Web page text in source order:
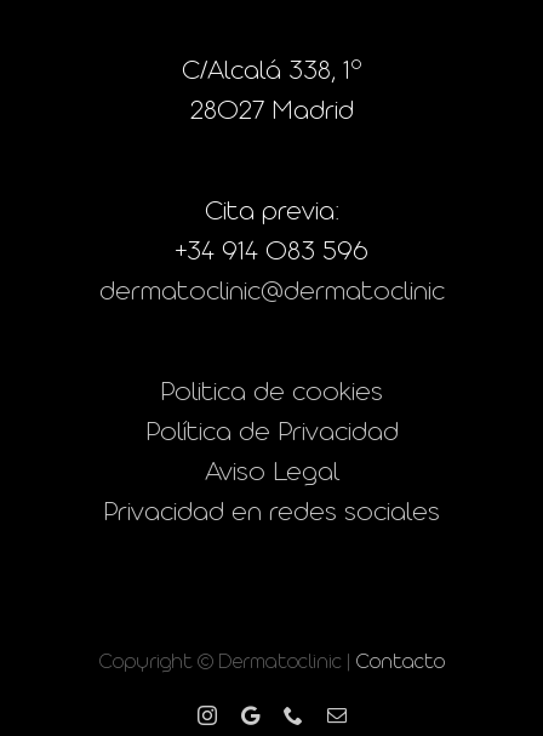
C/Alcalá 338, 1º
28027 Madrid
Cita previa:
+34 914 083 596
dermatoclinic@dermatoclinic
Politica de cookies
Política de Privacidad
Aviso Legal
Privacidad en redes sociales
Copyright © Dermatoclinic | Contacto
Instagram
Google PhoneCorreo